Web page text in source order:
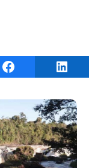
Share on Facebook